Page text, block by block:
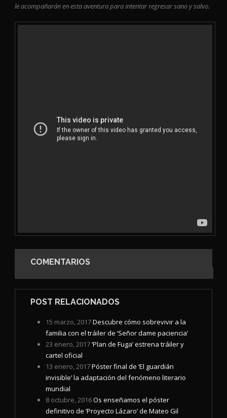
le acompañarán en esta aventura para intentar regresar sano y salvo.
COMENTARIOS
POST RELACIONADOS
15 marzo, 2017Descubre cómo sobrevivir a la
familia con el tráiler de ‘Señor dame paciencia’
23 enero, 2017‘Plan de Fuga’ estrena tráiler y
cartel oficial
13 enero, 2017Póster final de ‘El guardián
invisible’ la adaptación del fenómeno literario
mundial
8 octubre, 2016Os enseñamos el póster
definitivo de ‘Proyecto Lázaro’ de Mateo Gil